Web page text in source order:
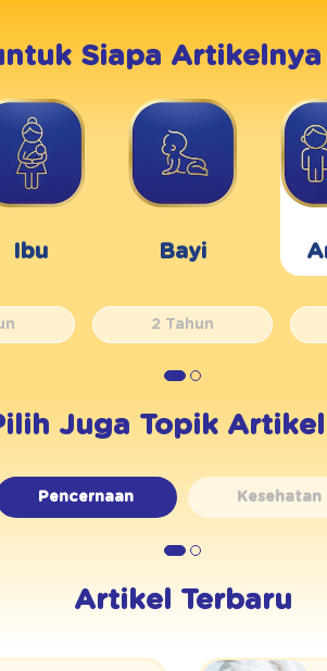
Siapa Artikelnya
Ibu Bayi
2 Tahun
Juga Topik
Pencernaan Kesehatan
Artikel Terbaru